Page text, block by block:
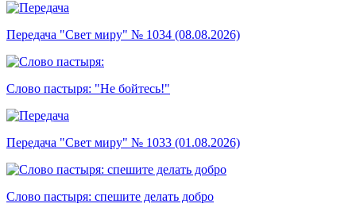
Передача "Свет миру" № 1034 (08.08.2026)
Слово пастыря: "Не бойтесь!"
Передача "Свет миру" № 1033 (01.08.2026)
Слово пастыря: спешите делать добро